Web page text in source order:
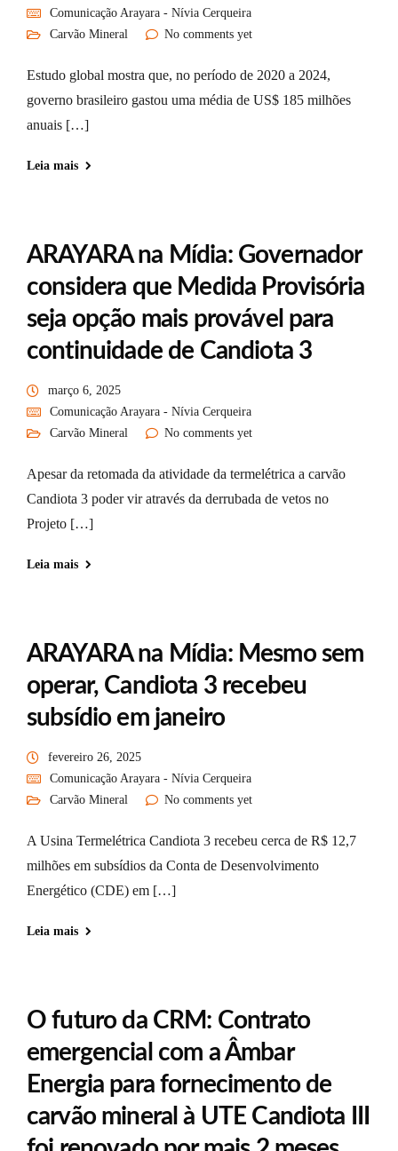
Comunicação Arayara - Nívia Cerqueira
Carvão Mineral
No comments yet
Estudo global mostra que, no período de 2020 a 2024,
governo brasileiro gastou uma média de US$ 185 milhões
anuais […]
Leia mais
ARAYARA na Mídia: Governador
considera que Medida Provisória
seja opção mais provável para
continuidade de Candiota 3
março 6, 2025
Comunicação Arayara - Nívia Cerqueira
Carvão Mineral
No comments yet
Apesar da retomada da atividade da termelétrica a carvão
Candiota 3 poder vir através da derrubada de vetos no
Projeto […]
Leia mais
ARAYARA na Mídia: Mesmo sem
operar, Candiota 3 recebeu
subsídio em janeiro
fevereiro 26, 2025
Comunicação Arayara - Nívia Cerqueira
Carvão Mineral
No comments yet
A Usina Termelétrica Candiota 3 recebeu cerca de R$ 12,7
milhões em subsídios da Conta de Desenvolvimento
Energético (CDE) em […]
Leia mais
O futuro da CRM: Contrato
emergencial com a Âmbar
Energia para fornecimento de
carvão mineral à UTE Candiota III